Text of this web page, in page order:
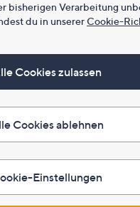
bisherigen Verarbeitung
du in unsererCookie-
Cookies zulassen
Cookies ablehnen
Einstellungen